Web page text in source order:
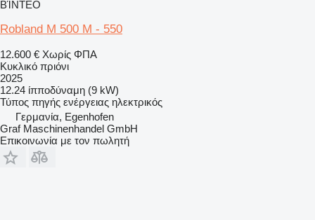
ΒΊΝΤΕΟ
Robland M 500 M - 550
12.600 € Χωρίς ΦΠΑ
Κυκλικό πριόνι
2025
12.24 ίπποδύναμη (9 kW)
Τύπος πηγής ενέργειας ηλεκτρικός
Γερμανία, Egenhofen
Graf Maschinenhandel GmbH
Επικοινωνία με τον πωλητή